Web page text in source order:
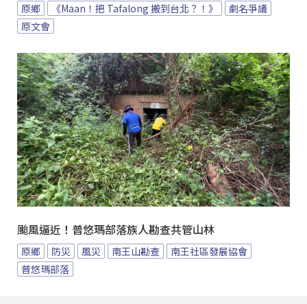
原鄉 《Maan！把 Tafalong 搬到台北？！》
劇名爭議
原文會
颱風逼近！普悠瑪部落族人勘查共管山林
原鄉 防災 風災 南王山勘查
南王社區發展協會
普悠瑪部落